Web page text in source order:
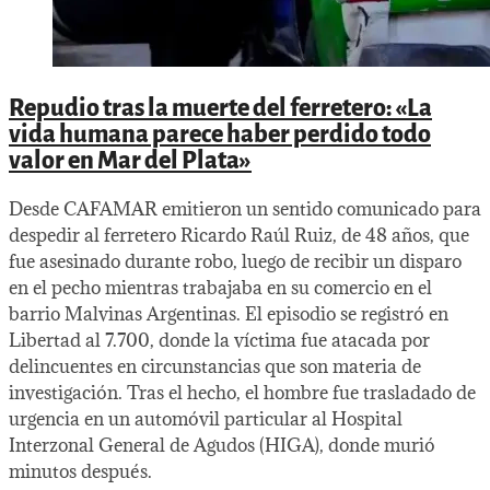
Repudio tras la muerte del ferretero: «La
vida humana parece haber perdido todo
valor en Mar del Plata»
Desde CAFAMAR emitieron un sentido comunicado para
despedir al ferretero Ricardo Raúl Ruiz, de 48 años, que
fue asesinado durante robo, luego de recibir un disparo
en el pecho mientras trabajaba en su comercio en el
barrio Malvinas Argentinas. El episodio se registró en
Libertad al 7.700, donde la víctima fue atacada por
delincuentes en circunstancias que son materia de
investigación. Tras el hecho, el hombre fue trasladado de
urgencia en un automóvil particular al Hospital
Interzonal General de Agudos (HIGA), donde murió
minutos después.